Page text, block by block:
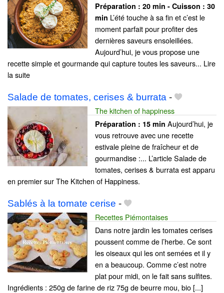
Préparation : 20 min - Cuisson : 30
min L’été touche à sa fin et c’est le
moment parfait pour profiter des
dernières saveurs ensoleillées.
Aujourd’hui, je vous propose une
recette simple et gourmande qui capture toutes les saveurs... Lire
la suite
Salade de tomates, cerises & burrata -
The kitchen of happiness
Préparation : 15 min Aujourd’hui, je
vous retrouve avec une recette
estivale pleine de fraîcheur et de
gourmandise :... L’article Salade de
tomates, cerises & burrata est apparu
en premier sur The Kitchen of Happiness.
Sablés à la tomate cerise -
Recettes Piémontaises
Dans notre jardin les tomates cerises
poussent comme de l’herbe. Ce sont
les oiseaux qui les ont semées et il y
en a beaucoup. Comme c’est notre
plat pour midi, on le fait sans sulfites.
Ingrédients : 250g de farine de riz 75g de beurre mou, bio [...]